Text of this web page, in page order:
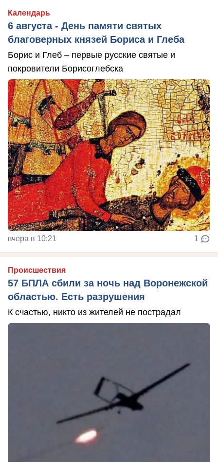
Календарь
6 августа - День памяти святых
благоверных князей Бориса и Глеба
Борис и Глеб – первые русские святые и
покровители Борисоглебска
вчера в 10:21 1
Происшествия
57 БПЛА сбили за ночь над Воронежской
областью. Есть разрушения
К счастью, никто из жителей не пострадал